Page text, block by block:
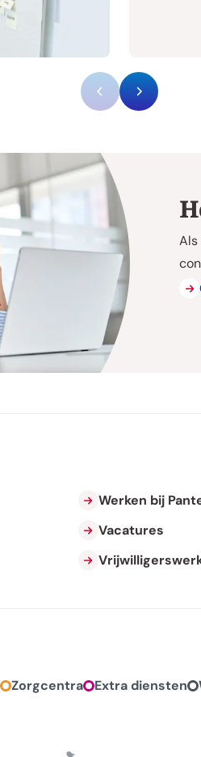
Als
Werken bij
Vacatures
Zorgcentra Extra diensten